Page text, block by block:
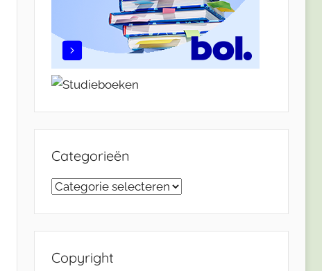
Categorieën
Categorieën
Copyright